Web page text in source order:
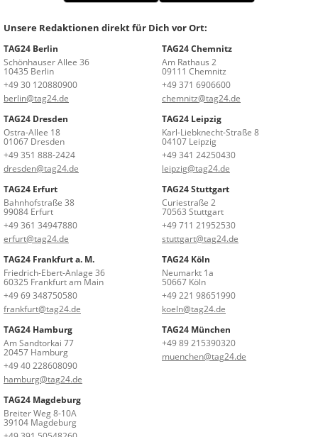
Unsere Redaktionen direkt für Dich vor Ort:
TAG24 Berlin
Schönhauser Allee 36
10435 Berlin
+49 30 120880900
berlin@tag24.de
TAG24 Chemnitz
Am Rathaus 2
09111 Chemnitz
+49 371 6906600
chemnitz@tag24.de
TAG24 Dresden
Ostra-Allee 18
01067 Dresden
+49 351 888-2424
dresden@tag24.de
TAG24 Leipzig
Karl-Liebknecht-Straße 8
04107 Leipzig
+49 341 24250430
leipzig@tag24.de
TAG24 Erfurt
Bahnhofstraße 38
99084 Erfurt
+49 361 34947880
erfurt@tag24.de
TAG24 Stuttgart
Curiestraße 2
70563 Stuttgart
+49 711 21952530
stuttgart@tag24.de
TAG24 Frankfurt a. M.
Friedrich-Ebert-Anlage 36
60325 Frankfurt am Main
+49 69 348750580
frankfurt@tag24.de
TAG24 Köln
Neumarkt 1a
50667 Köln
+49 221 98651990
koeln@tag24.de
TAG24 Hamburg
Am Sandtorkai 77
20457 Hamburg
+49 40 228608090
hamburg@tag24.de
TAG24 München
+49 89 215390320
muenchen@tag24.de
TAG24 Magdeburg
Breiter Weg 8-10A
39104 Magdeburg